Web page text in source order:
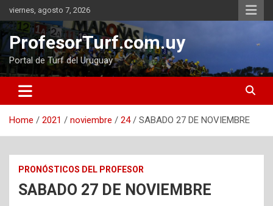
Skip
to
content
viernes, agosto 7, 2026
ProfesorTurf.com.uy
Portal de Turf del Uruguay
Home 2021 noviembre 24 SABADO 27 DE NOVIEMBRE
PRONÓSTICOS DEL PROFESOR
SABADO 27 DE NOVIEMBRE